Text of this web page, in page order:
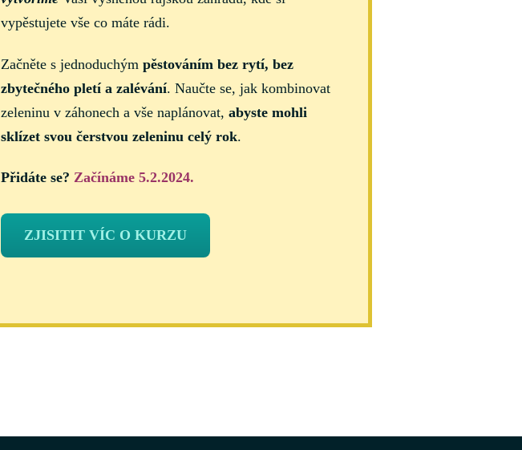
vypěstujete vše co máte rádi.
Začněte s jednoduchým pěstováním bez rytí, bez
zbytečného pletí a zalévání. Naučte se, jak kombinovat
zeleninu v záhonech a vše naplánovat, abyste mohli
sklízet svou čerstvou zeleninu celý rok.
Přidáte se? Začínáme 5.2.2024.
ZJISITIT VÍC O KURZU